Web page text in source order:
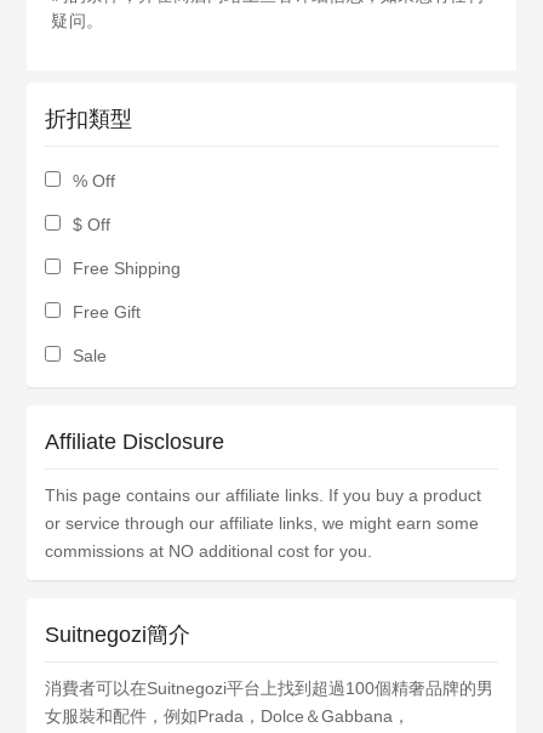
疑问。
折扣類型
% Off
$ Off
Free Shipping
Free Gift
Sale
Affiliate Disclosure
This page contains our affiliate links. If you buy a product
or service through our affiliate links, we might earn some
commissions at NO additional cost for you.
Suitnegozi簡介
消費者可以在Suitnegozi平台上找到超過100個精奢品牌的男
女服裝和配件，例如Prada，Dolce＆Gabbana，